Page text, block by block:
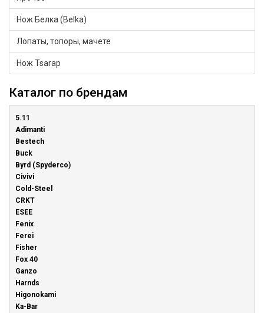
Нож Белка (Belka)
Лопаты, топоры, мачете
Нож Tsarap
Каталог по брендам
5.11
Adimanti
Bestech
Buck
Byrd (Spyderco)
Civivi
Cold-Steel
CRKT
ESEE
Fenix
Ferei
Fisher
Fox 40
Ganzo
Harnds
Higonokami
Ka-Bar